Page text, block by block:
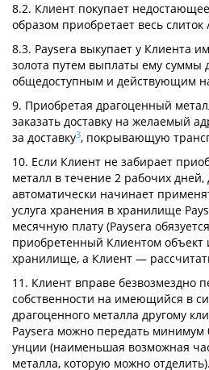
8.2. Клиент покупает
образом приобретает весь слиток
8.3. Paysera выкупает у Клиента
золота путем выплаты ему суммы
общедоступным и действующим
9. Приобретая драгоценный
заказать доставку на желаемый
за доставку3, покрывающую
10. Если Клиент не забирает
металл в течение 2 рабочих дней,
автоматически начинает
услуга хранения в хранилище
месячную плату (Paysera
приобретенный Клиентом объект
хранилище, а Клиент —
11. Клиент вправе безвозмездно
собственности на имеющийся в
драгоценного металла другому
Paysera можно передать минимум
унции (наименьшая возможная
металла, которую можно